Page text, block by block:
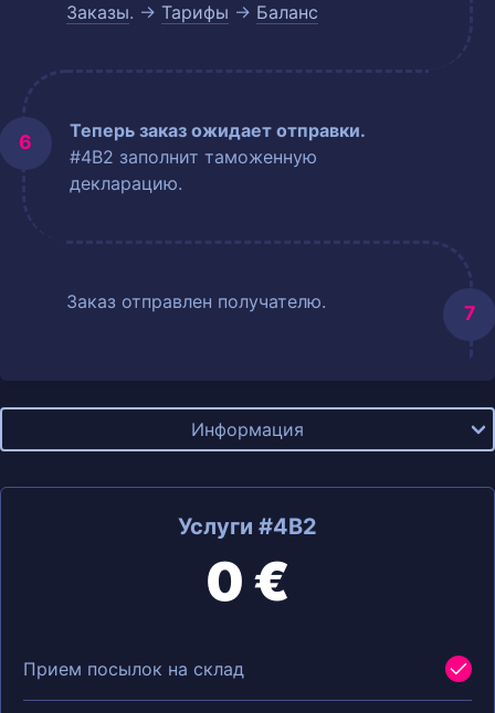
Заказы. → Тарифы → Баланс
Теперь заказ ожидает отправки.
#4B2 заполнит таможенную
декларацию.
Заказ отправлен получателю.
Информация
Услуги #4B2
0 €
Прием посылок на склад